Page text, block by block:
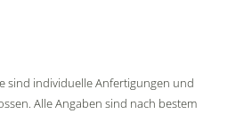
sind individuelle Anfertigungen und
Alle Angaben sind nach bestem